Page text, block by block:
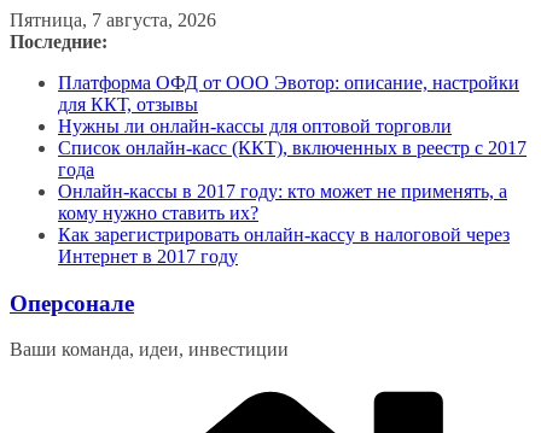
Перейти
к
Пятница, 7 августа, 2026
Последние:
Платформа ОФД от ООО Эвотор: описание, настройки
для ККТ, отзывы
Нужны ли онлайн-кассы для оптовой торговли
Список онлайн-касс (ККТ), включенных в реестр с 2017
года
Онлайн-кассы в 2017 году: кто может не применять, а
кому нужно ставить их?
Как зарегистрировать онлайн-кассу в налоговой через
Интернет в 2017 году
Оперсонале
Ваши команда, идеи, инвестиции